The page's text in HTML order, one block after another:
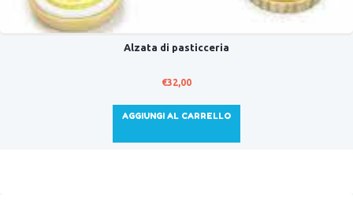
Alzata di pasticceria
€32,00
AGGIUNGI AL CARRELLO